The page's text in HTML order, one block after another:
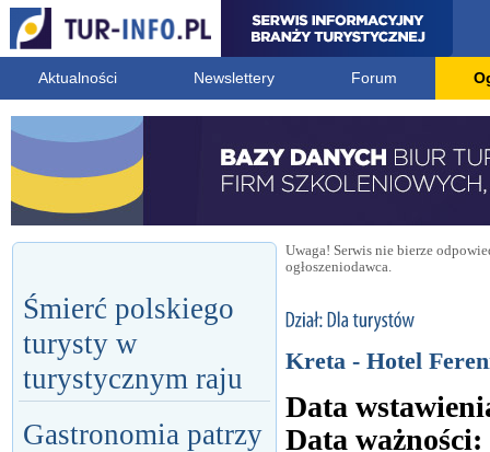
Aktualności Newslettery Forum
Śmierć polskiego
turysty w
turystycznym raju
Gastronomia patrzy
Uwaga! Serwis nie bierze
ogłoszeniodawca.
Kreta - Hotel
Data
Data ważności: